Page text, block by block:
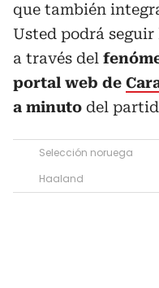
que también
Usted podrá
a través del
portal web de
a minuto del
Selección noruega
Haaland